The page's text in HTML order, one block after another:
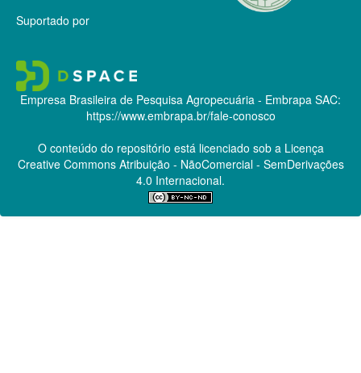
Suportado por
Empresa Brasileira de Pesquisa Agropecuária - Embrapa SAC:
https://www.embrapa.br/fale-conosco
O conteúdo do repositório está licenciado sob a Licença
Creative CommonsAtribuição - NãoComercial - SemDerivações
4.0 Internacional.